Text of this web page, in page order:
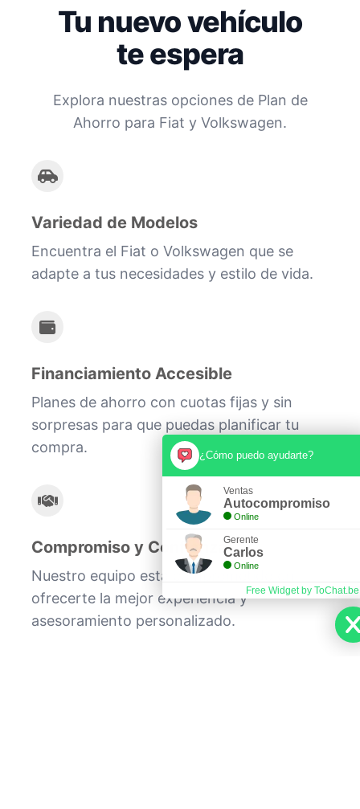
Tu nuevo vehículo
te espera
Explora nuestras opciones de Plan de
Ahorro para Fiat y Volkswagen.
Variedad de Modelos
Encuentra el Fiat o Volkswagen que se
adapte a tus necesidades y estilo de vida.
Financiamiento Accesible
Planes de ahorro con cuotas fijas y sin
sorpresas para que puedas planificar tu
compra.
Compromiso y Confianza
Nuestro equipo está comprometido en
ofrecerte la mejor experiencia y
asesoramiento personalizado.
¿Cómo puedo ayudarte?
Ventas
Autocompromiso
Online
Gerente
Carlos
Online
Free Widget by ToChat.be